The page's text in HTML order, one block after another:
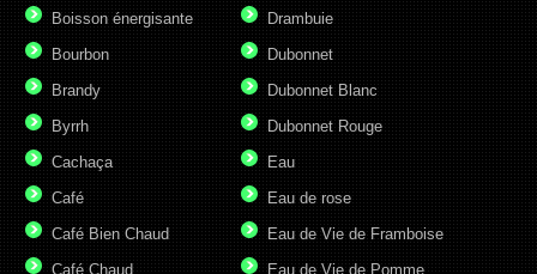
Boisson énergisante
Bourbon
Brandy
Byrrh
Cachaça
Café
Café Bien Chaud
Café Chaud
Drambuie
Dubonnet
Dubonnet Blanc
Dubonnet Rouge
Eau
Eau de rose
Eau de Vie de Framboise
Eau de Vie de Pomme